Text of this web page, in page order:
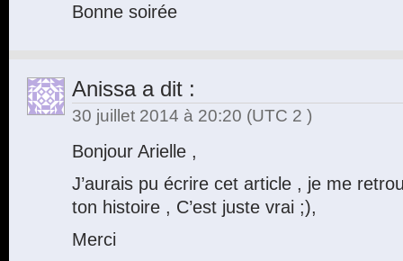
Bonne soirée
Anissaa dit :
30 juillet 2014 à 20:20 (UTC 2 )
Bonjour Arielle ,
J’aurais pu écrire cet article , je me
ton histoire , C’est juste vrai ;),
Merci